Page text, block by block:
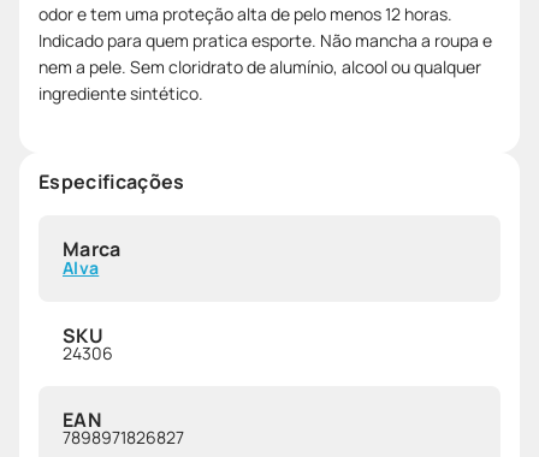
odor e tem uma proteção alta de pelo menos 12 horas.
Indicado para quem pratica esporte. Não mancha a roupa e
nem a pele. Sem cloridrato de alumínio, alcool ou qualquer
ingrediente sintético.
Especificações
Marca
Alva
SKU
24306
EAN
7898971826827